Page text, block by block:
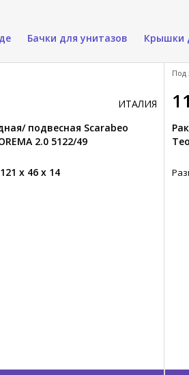
Бачки для унитазов Крышки
ИТАЛИЯ
подвесная Scarabeo
2.0 5122/49
121 x 46 x 14
Под